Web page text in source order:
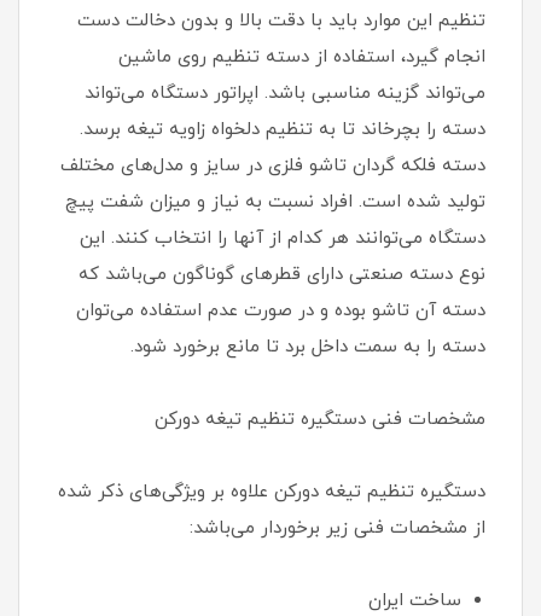
تنظیم این موارد باید با دقت بالا و بدون دخالت دست
انجام گیرد، استفاده از دسته تنظیم روی ماشین
می‌تواند گزینه مناسبی باشد. اپراتور دستگاه می‌تواند
دسته را بچرخاند تا به تنظیم دلخواه زاویه تیغه برسد.
دسته فلکه گردان تاشو فلزی در سایز و مدل‌های مختلف
تولید شده است. افراد نسبت به نیاز و میزان شفت پیچ
دستگاه می‌توانند هر کدام از آنها را انتخاب کنند. این
نوع دسته صنعتی دارای قطرهای گوناگون می‌باشد که
دسته آن تاشو بوده و در صورت عدم استفاده می‌توان
دسته را به سمت داخل برد تا مانع برخورد شود.
مشخصات فنی دستگیره تنظیم تیغه دورکن
دستگیره تنظیم تیغه دورکن علاوه بر ویژگی‌های ذکر شده
از مشخصات فنی زیر برخوردار می‌باشد:
ساخت ایران